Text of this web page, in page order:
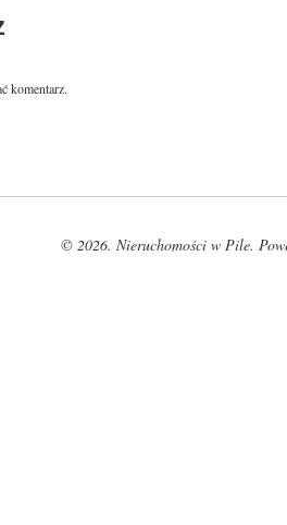
komentarz.
© 2026. Nieruchomości w Pile.